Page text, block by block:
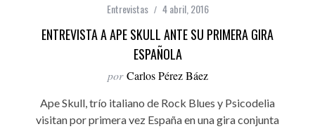
Entrevistas 4 abril, 2016
ENTREVISTA A APE SKULL ANTE SU PRIMERA GIRA
ESPAÑOLA
por Carlos Pérez Báez
Ape Skull, trío italiano de Rock Blues y Psicodelia
visitan por primera vez España en una gira conjunta